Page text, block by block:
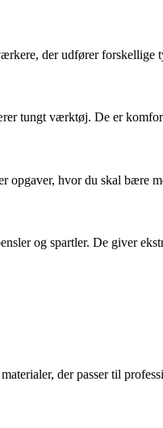
der udfører forskellige
tungt værktøj. De er
opgaver, hvor du skal bære
og spartler. De giver
der passer til